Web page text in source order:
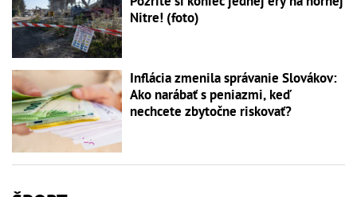
Nitre! (foto)
Inflácia zmenila správanie Slovákov:
Ako narábať s peniazmi, keď
nechcete zbytočne riskovať?